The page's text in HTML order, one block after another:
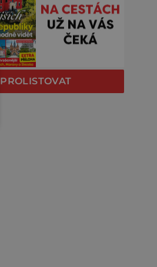
PROLISTOVAT